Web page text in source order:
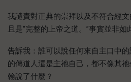
我譴責對正典的崇拜以及不符合經
且是“完整的上帝之道。”事實並非如
告訴我：誰可以說任何來自主口中
的傳道人還是主祂自己，都不像其
翰說了什麼？